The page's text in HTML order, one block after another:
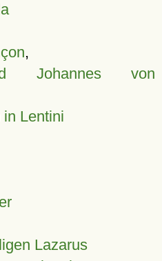
,
Johannes von
Lentini
Lazarus